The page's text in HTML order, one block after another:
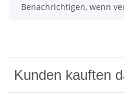
Benachrichtigen, wenn
Kunden kauften